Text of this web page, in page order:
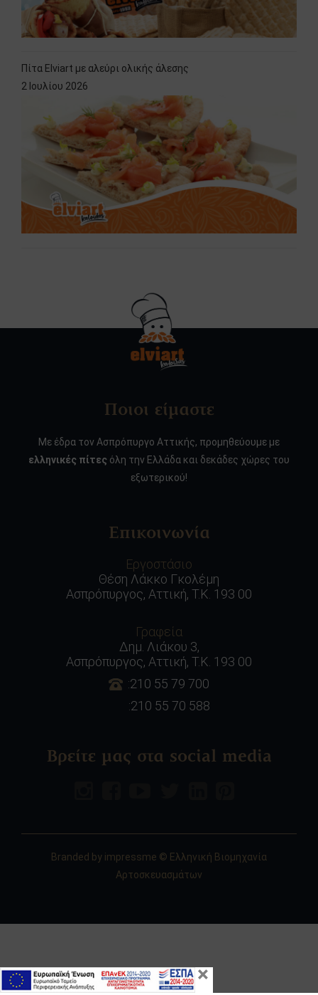
Πίτα Elviart με αλεύρι ολικής άλεσης
2 Ιουλίου 2026
Ποιοι είμαστε
Με έδρα τον Ασπρόπυργο Αττικής, προμηθεύουμε με
ελληνικές πίτες όλη την Ελλάδα και δεκάδες χώρες του
εξωτερικού!
Επικοινωνία
Εργοστάσιο
Θέση Λάκκο Γκολέμη
Ασπρόπυργος, Αττική, Τ.Κ. 193 00
Γραφεία
Δημ. Λιάκου 3,
Ασπρόπυργος, Αττική, Τ.Κ. 193 00
:210 55 79 700
:210 55 70 588
Βρείτε μας στα social media
Branded by impressme © Ελληνική Βιομηχανία
Αρτοσκευασμάτων
×